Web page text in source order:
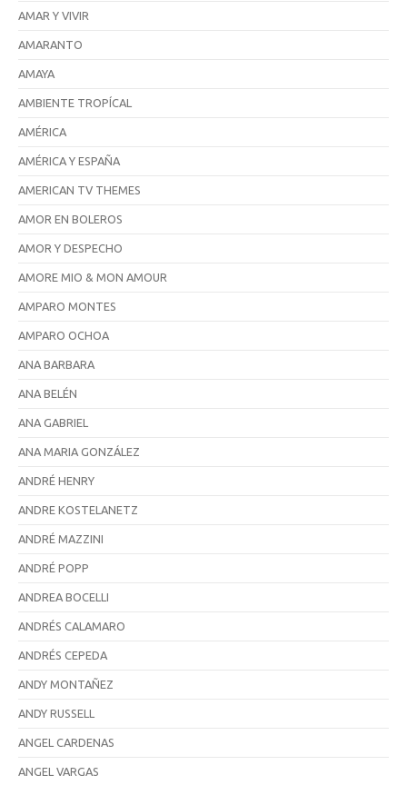
AMAR Y VIVIR
AMARANTO
AMAYA
AMBIENTE TROPÍCAL
AMÉRICA
AMÉRICA Y ESPAÑA
AMERICAN TV THEMES
AMOR EN BOLEROS
AMOR Y DESPECHO
AMORE MIO & MON AMOUR
AMPARO MONTES
AMPARO OCHOA
ANA BARBARA
ANA BELÉN
ANA GABRIEL
ANA MARIA GONZÁLEZ
ANDRÉ HENRY
ANDRE KOSTELANETZ
ANDRÉ MAZZINI
ANDRÉ POPP
ANDREA BOCELLI
ANDRÉS CALAMARO
ANDRÉS CEPEDA
ANDY MONTAÑEZ
ANDY RUSSELL
ANGEL CARDENAS
ANGEL VARGAS